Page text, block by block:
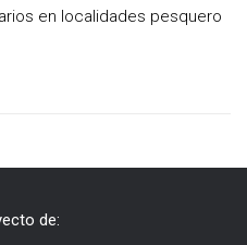
en localidades pesquero
de: